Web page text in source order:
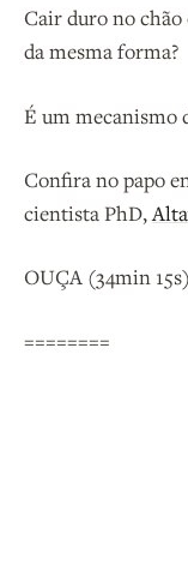
Cair duro no
da mesma forma?
É um mecanismo
Confira no papo
cientista PhD,
OUÇA (34min 15s)
========